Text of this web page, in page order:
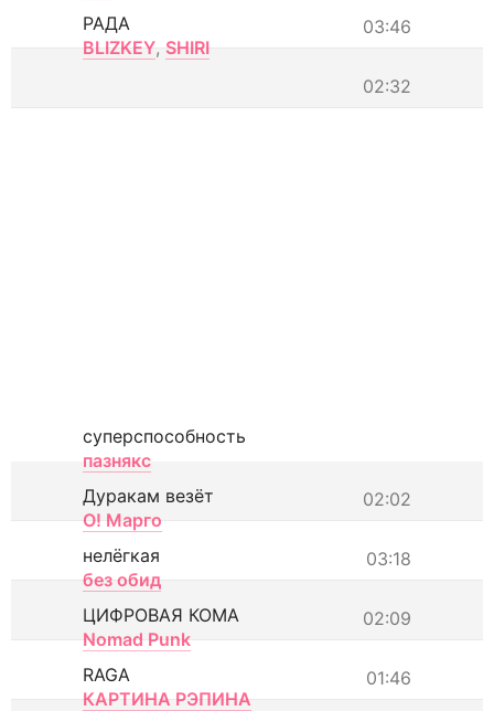
03:46
РАДА
BLIZKEY, SHIRI
02:32
суперспособность
пазнякс
02:02
Дуракам везёт
О! Марго
03:18
нелёгкая
без обид
02:09
ЦИФРОВАЯ КОМА
Nomad Punk
01:46
RAGA
КАРТИНА РЭПИНА